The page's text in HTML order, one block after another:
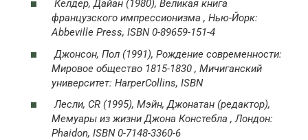
Келдер, Дайан (1980), Великая книга
французского импрессионизма , Нью-Йорк:
Abbeville Press, ISBN 0-89659-151-4
Джонсон, Пол (1991), Рождение современности:
Мировое общество 1815-1830 , Мичиганский
университет: HarperCollins, ISBN
Лесли, CR (1995), Мэйн, Джонатан (редактор),
Мемуары из жизни Джона Констебла , Лондон:
Phaidon, ISBN 0-7148-3360-6